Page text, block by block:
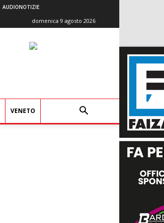
AUDIONOTIZIE
domenica 9 agosto 2026
VENETO